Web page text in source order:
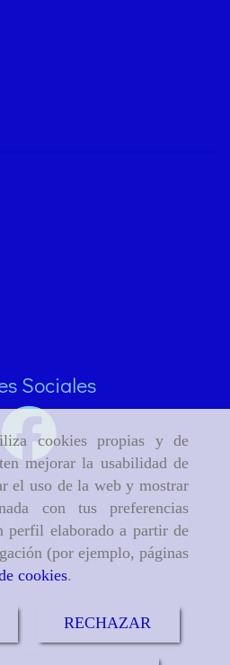
cookies propias y de
mejorar la usabilidad de
el uso de la web y mostrar
con tus preferencias
perfil elaborado a partir de
(por ejemplo, páginas
cookies.
RECHAZAR
Sociales